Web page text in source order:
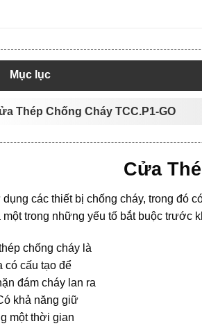
Mục lục
Thép Chống Cháy TCC.P1-GO
Cửa
các thiết bị chống cháy, trong đó
trong những yếu tố bắt buộc trước